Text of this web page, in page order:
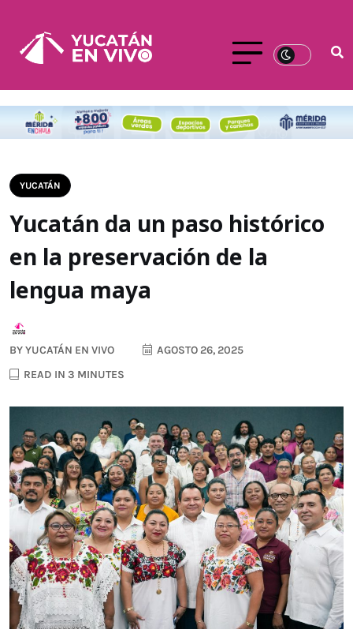
YUCATÁN
Yucatán da un paso histórico
en la preservación de la
lengua maya
BYYUCATÁN EN VIVO
AGOSTO 26, 2025
READ IN 3 MINUTES